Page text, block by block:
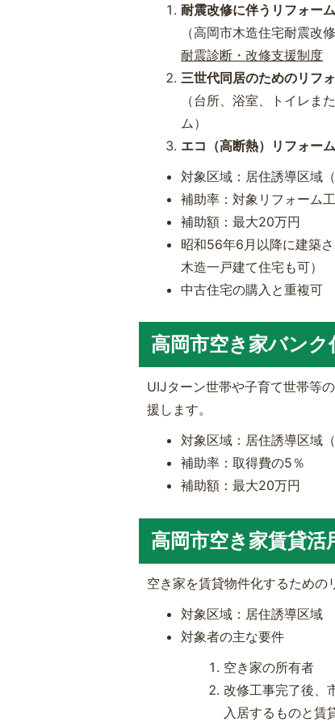
耐震改修に伴うリフォーム
（高岡市木造住宅耐震改
耐震診断・改修支援制度
三世代同居のためのリフ
（台所、浴室、トイレま
ム）
エコ（高断熱）リフォーム
対象区域：居住誘導区域
補助率：対象リフォーム
補助額：最大20万円
昭和56年6月以降に建築
木造一戸建て住宅も可）
中古住宅の購入と重複可
高岡市空き家バンク
UIJターン世帯や子育て世帯等
援します。
対象区域：居住誘導区域
補助率：取得費の5％
補助額：最大20万円
高岡市空き家賃貸活
空き家を賃貸物件化するための
対象区域：居住誘導区域
対象者の主な要件
空き家の所有者
改修工事完了後、
入居するものと賃